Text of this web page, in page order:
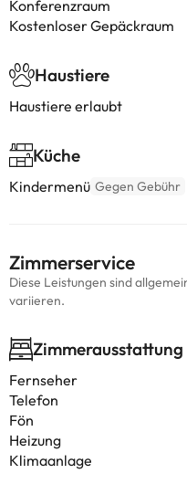
Konferenzraum
Kostenloser Gepäckraum
Haustiere
Haustiere erlaubt
Küche
Kindermenü Gegen Gebühr
Zimmerservice
Diese Leistungen sind
variieren.
Zimmerausstattung
Fernseher
Telefon
Fön
Heizung
Klimaanlage